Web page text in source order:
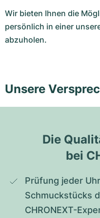
Wir bieten Ihnen die
persönlich in einer
abzuholen.
Unsere
Die
bei
Prüfung jeder
Schmuckstücks
CHRONEXT-